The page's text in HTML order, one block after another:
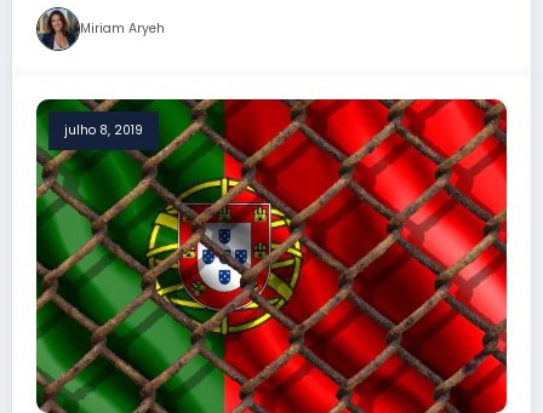
Miriam Aryeh
julho 8, 2019